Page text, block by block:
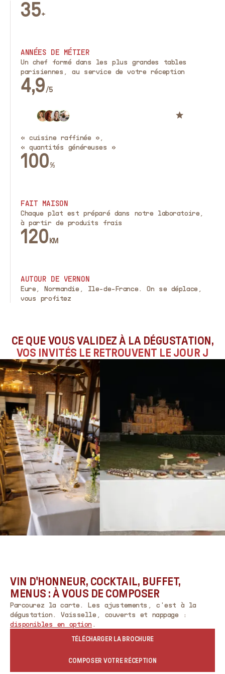
ANNÉES DE MÉTIER
Un chef formé dans les plus grandes tables
parisiennes, au service de votre réception
35+
« cuisine raffinée »,
« quantités généreuses »
4,9/5
FAIT MAISON
Chaque plat est préparé dans notre laboratoire,
à partir de produits frais
100%
AUTOUR DE VERNON
Eure, Normandie, Ile-de-France. On se déplace,
vous profitez
120 KM
CE QUE VOUS VALIDEZ À LA DÉGUSTATION,
VOS INVITÉS LE RETROUVENT LE JOUR J
VIN D'HONNEUR, COCKTAIL, BUFFET,
MENUS : À VOUS DE COMPOSER
Parcourez la carte. Les ajustements, c'est à la
dégustation. Vaisselle, couverts et nappage :
disponibles en option .
TÉLÉCHARGER LA BROCHURE
COMPOSER VOTRE RÉCEPTION